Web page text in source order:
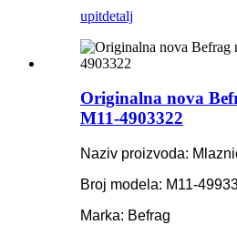
upitdetalj
Originalna nova
M11-4903322
Naziv proizvoda:
Broj modela: M11-
Marka: Befrag